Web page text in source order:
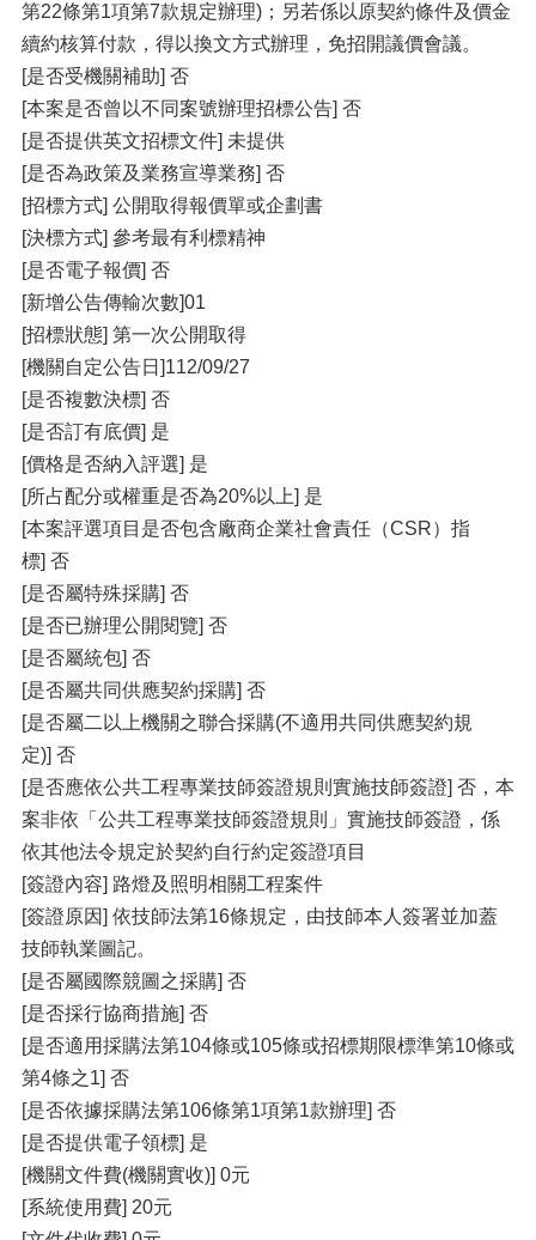
第22條第1項第7款規定辦理)；另若係以原契約條件及價金
續約核算付款，得以換文方式辦理，免招開議價會議。
[是否受機關補助] 否
[本案是否曾以不同案號辦理招標公告] 否
[是否提供英文招標文件] 未提供
[是否為政策及業務宣導業務] 否
[招標方式] 公開取得報價單或企劃書
[決標方式] 參考最有利標精神
[是否電子報價] 否
[新增公告傳輸次數]01
[招標狀態] 第一次公開取得
[機關自定公告日]112/09/27
[是否複數決標] 否
[是否訂有底價] 是
[價格是否納入評選] 是
[所占配分或權重是否為20%以上] 是
[本案評選項目是否包含廠商企業社會責任（CSR）指
標] 否
[是否屬特殊採購] 否
[是否已辦理公開閱覽] 否
[是否屬統包] 否
[是否屬共同供應契約採購] 否
[是否屬二以上機關之聯合採購(不適用共同供應契約規
定)] 否
[是否應依公共工程專業技師簽證規則實施技師簽證] 否，本
案非依「公共工程專業技師簽證規則」實施技師簽證，係
依其他法令規定於契約自行約定簽證項目
[簽證內容] 路燈及照明相關工程案件
[簽證原因] 依技師法第16條規定，由技師本人簽署並加蓋
技師執業圖記。
[是否屬國際競圖之採購] 否
[是否採行協商措施] 否
[是否適用採購法第104條或105條或招標期限標準第10條或
第4條之1] 否
[是否依據採購法第106條第1項第1款辦理] 否
[是否提供電子領標] 是
[機關文件費(機關實收)] 0元
[系統使用費] 20元